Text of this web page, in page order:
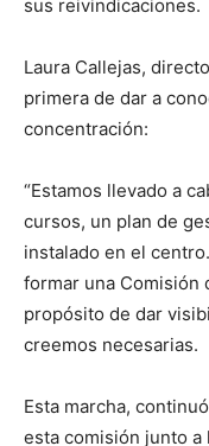
sus reivindicaciones.
Laura Callejas,
primera de dar a
concentración:
“Estamos llevado a
cursos, un plan de
instalado en el
formar una Comisión
propósito de dar
creemos necesarias.
Esta marcha,
esta comisión junto a